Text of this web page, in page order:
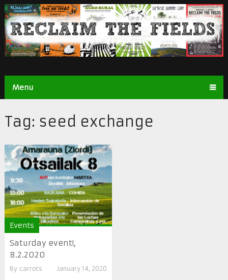
Menu
Tag: seed exchange
Events
Saturday event!,
8.2.2020
By carrots January 14, 2020